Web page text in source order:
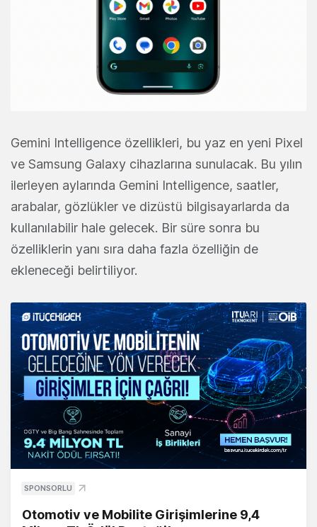
Gemini Intelligence özellikleri, bu yaz en yeni Pixel
ve Samsung Galaxy cihazlarına sunulacak. Bu yılın
ilerleyen aylarında Gemini Intelligence, saatler,
arabalar, gözlükler ve dizüstü bilgisayarlarda da
kullanılabilir hale gelecek. Bir süre sonra bu
özelliklerin yanı sıra daha fazla özelliğin de
ekleneceği belirtiliyor.
SPONSORLU
Otomotiv ve Mobilite Girişimlerine 9,4